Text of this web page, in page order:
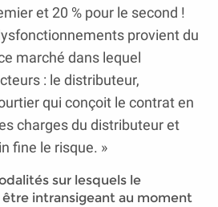
et 20 % pour le second !
provient du
marché dans lequel
: le distributeur,
qui conçoit le contrat en
charges du distributeur et
fine le risque. »
sur lesquels le
intransigeant au moment